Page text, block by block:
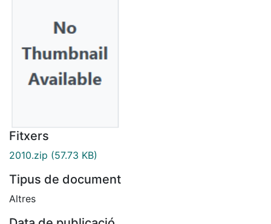
Fitxers
2010.zip (57.73 KB)
Tipus de document
Altres